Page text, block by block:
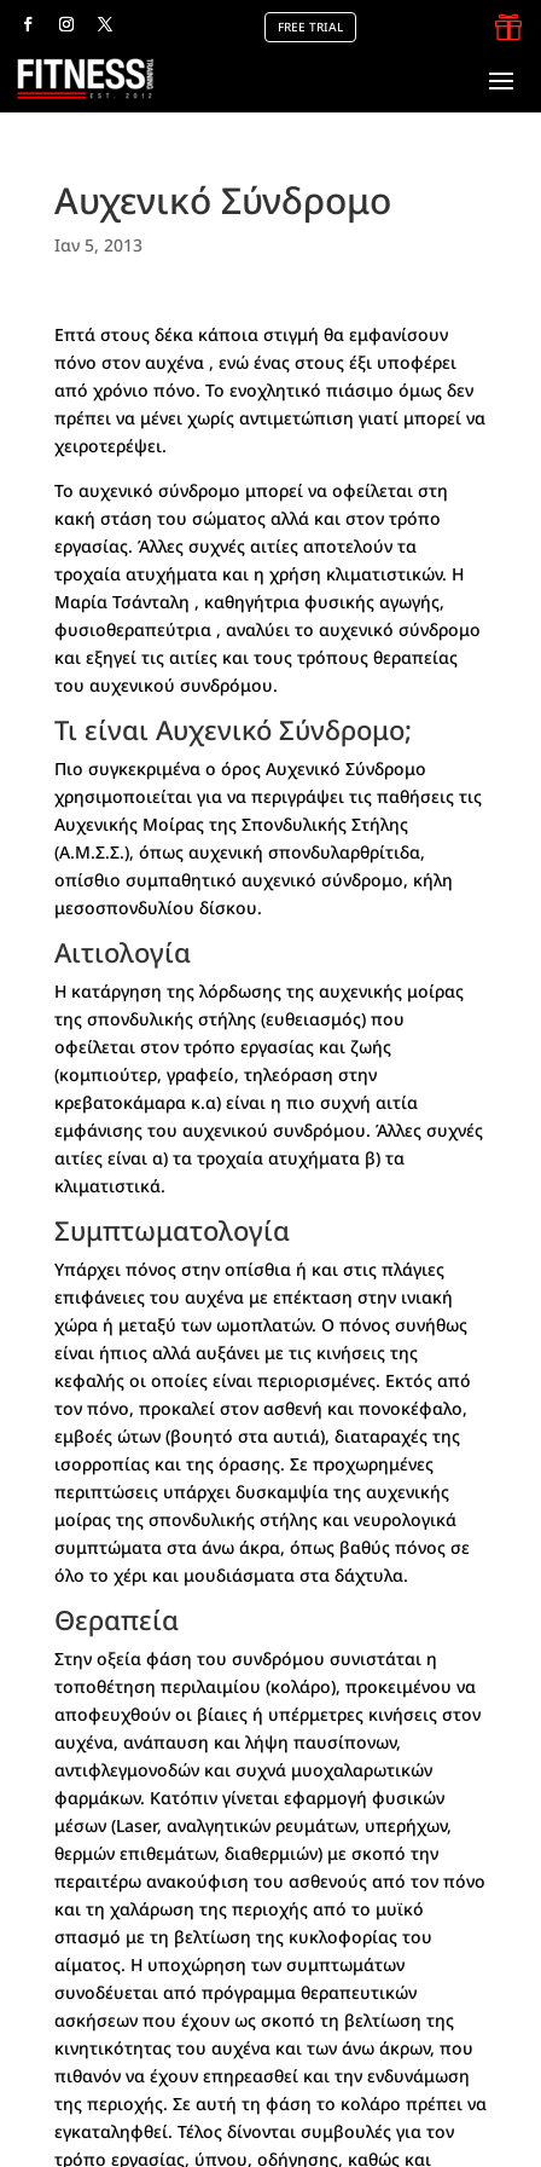
FREE TRIAL 
Αυχενικό Σύνδρομο
Ιαν 5, 2013
Επτά στους δέκα κάποια στιγμή θα εμφανίσουν
πόνο στον αυχένα , ενώ ένας στους έξι υποφέρει
από χρόνιο πόνο. Το ενοχλητικό πιάσιμο όμως δεν
πρέπει να μένει χωρίς αντιμετώπιση γιατί μπορεί να
χειροτερέψει.
Το αυχενικό σύνδρομο μπορεί να οφείλεται στη
κακή στάση του σώματος αλλά και στον τρόπο
εργασίας. Άλλες συχνές αιτίες αποτελούν τα
τροχαία ατυχήματα και η χρήση κλιματιστικών. Η
Μαρία Τσάνταλη , καθηγήτρια φυσικής αγωγής,
φυσιοθεραπεύτρια , αναλύει το αυχενικό σύνδρομο
και εξηγεί τις αιτίες και τους τρόπους θεραπείας
του αυχενικού συνδρόμου.
Τι είναι Αυχενικό Σύνδρομο;
Πιο συγκεκριμένα ο όρος Αυχενικό Σύνδρομο
χρησιμοποιείται για να περιγράψει τις παθήσεις τις
Αυχενικής Μοίρας της Σπονδυλικής Στήλης
(Α.Μ.Σ.Σ.), όπως αυχενική σπονδυλαρθρίτιδα,
οπίσθιο συμπαθητικό αυχενικό σύνδρομο, κήλη
μεσοσπονδυλίου δίσκου.
Αιτιολογία
Η κατάργηση της λόρδωσης της αυχενικής μοίρας
της σπονδυλικής στήλης (ευθειασμός) που
οφείλεται στον τρόπο εργασίας και ζωής
(κομπιούτερ, γραφείο, τηλεόραση στην
κρεβατοκάμαρα κ.α) είναι η πιο συχνή αιτία
εμφάνισης του αυχενικού συνδρόμου. Άλλες συχνές
αιτίες είναι α) τα τροχαία ατυχήματα β) τα
κλιματιστικά.
Συμπτωματολογία
Υπάρχει πόνος στην οπίσθια ή και στις πλάγιες
επιφάνειες του αυχένα με επέκταση στην ινιακή
χώρα ή μεταξύ των ωμοπλατών. Ο πόνος συνήθως
είναι ήπιος αλλά αυξάνει με τις κινήσεις της
κεφαλής οι οποίες είναι περιορισμένες. Εκτός από
τον πόνο, προκαλεί στον ασθενή και πονοκέφαλο,
εμβοές ώτων (βουητό στα αυτιά), διαταραχές της
ισορροπίας και της όρασης. Σε προχωρημένες
περιπτώσεις υπάρχει δυσκαμψία της αυχενικής
μοίρας της σπονδυλικής στήλης και νευρολογικά
συμπτώματα στα άνω άκρα, όπως βαθύς πόνος σε
όλο το χέρι και μουδιάσματα στα δάχτυλα.
Θεραπεία
Στην οξεία φάση του συνδρόμου συνιστάται η
τοποθέτηση περιλαιμίου (κολάρο), προκειμένου να
αποφευχθούν οι βίαιες ή υπέρμετρες κινήσεις στον
αυχένα, ανάπαυση και λήψη παυσίπονων,
αντιφλεγμονοδών και συχνά μυοχαλαρωτικών
φαρμάκων. Κατόπιν γίνεται εφαρμογή φυσικών
μέσων (Laser, αναλγητικών ρευμάτων, υπερήχων,
θερμών επιθεμάτων, διαθερμιών) με σκοπό την
περαιτέρω ανακούφιση του ασθενούς από τον πόνο
και τη χαλάρωση της περιοχής από το μυϊκό
σπασμό με τη βελτίωση της κυκλοφορίας του
αίματος. Η υποχώρηση των συμπτωμάτων
συνοδέυεται από πρόγραμμα θεραπευτικών
ασκήσεων που έχουν ως σκοπό τη βελτίωση της
κινητικότητας του αυχένα και των άνω άκρων, που
πιθανόν να έχουν επηρεασθεί και την ενδυνάμωση
της περιοχής. Σε αυτή τη φάση το κολάρο πρέπει να
εγκαταληφθεί. Τέλος δίνονται συμβουλές για τον
τρόπο εργασίας, ύπνου, οδήγησης, καθώς και